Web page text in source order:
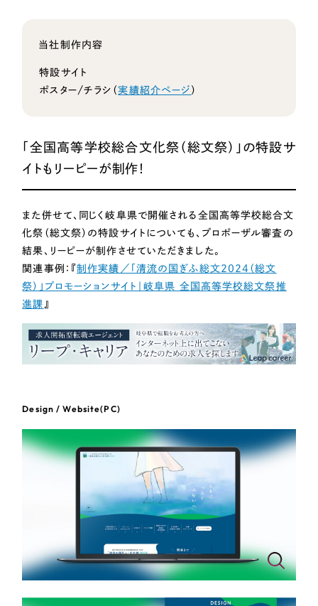
ブランディング（ロゴ・印刷物）
その他
グレー・黒色
ベージュ・茶色
レッド・赤色
オレンジ・橙色
グリーン・緑色
ブルー・青色
パープル・紫色
カラフル・多色
当社制作内容
特設サイト
ポスター/チラシ（実績紹介ページ ）
「全国高等学校総合文化祭（総文祭）」の特設サ
イトもリーピーが制作！
また併せて、同じく岐阜県で開催される全国高等学校総合文
化祭（総文祭）の特設サイトについても、プロポーザル審査の
結果、リーピーが制作させていただきました。
関連事例：『制作実績／「清流の国ぎふ総文2024（総文
祭）」プロモーションサイト｜岐阜県 全国高等学校総文祭推
進課 』
Design / Website(PC)